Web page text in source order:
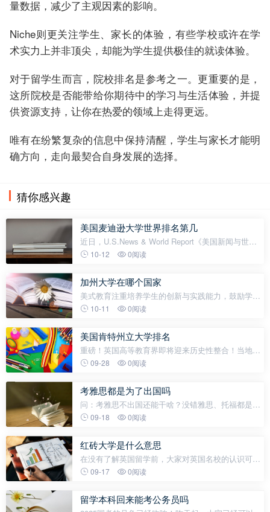
量数据，减少了主观因素的影响。
Niche则更关注学生、家长的体验，有些学校或许在学
术实力上并非顶尖，却能为学生提供极佳的就读体验。
对于留学生而言，院校排名是参考之一。更重要的是，
这所院校是否能带给你期待中的学习与生活体验，并提
供资源支持，让你在热爱的领域上走得更远。
唯有在纷繁复杂的信息中保持清醒，学生与家长才能明
确方向，走向最契合自身发展的选择。
猜你感兴趣
美国麦迪逊大学世界排名第几
近日，U.S.News & World Report《美国新闻与世界
报道》（以下简称U.S.News）发布了2026年全美最
大学排行榜中最权威之一。对于国
10-12 0阅读
加州大学在哪个国家
美式教育注重培养学生的创新与实践能力，鼓励学子
勇于探索、敢于挑战，而美国科技高中可谓是这种创
教育发展，全世界都在聚焦未来科
10-11 0阅读
美国肯特州立大学排名
重磅！英国高等教育界即将迎来历史性整合！当地时
间9月10日，肯特大学与格林威治大学正式公布：从
大学”，暂定名为“伦敦及东南部大
09-28 0阅读
考雅思都是为了出国吗
问：考雅思不出国还能干啥？没错雅思、托福都是英
语考评系统，大多数人考雅思、托福是为出国留学、
有考雅思、托福者都是为了出国准
09-18 0阅读
红砖大学是什么意思
在没有了解英国留学前，大家对英国名校的认识可能
就是牛津和剑桥，刚接触英国留学，大家对英国名校
外还有帝国理工学院、伦敦政治经
09-17 0阅读
留学本科回来能考公务员吗